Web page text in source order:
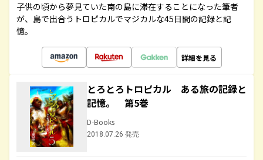
子供の頃から夢見ていた南の島に滞在することになった筆者
が、島で出合うトロピカルでマジカルな45日間の記録と記
憶。
詳細を見る
とろとろトロピカル ある旅の記録と
記憶。 第5巻
D-Books
2018.07.26 発売